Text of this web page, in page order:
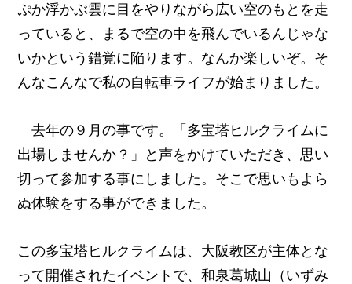
ぷか浮かぶ雲に目をやりながら広い空のもとを走
っていると、まるで空の中を飛んでいるんじゃな
いかという錯覚に陥ります。なんか楽しいぞ。そ
んなこんなで私の自転車ライフが始まりました。
去年の９月の事です。「多宝塔ヒルクライムに
出場しませんか？」と声をかけていただき、思い
切って参加する事にしました。そこで思いもよら
ぬ体験をする事ができました。
この多宝塔ヒルクライムは、大阪教区が主体とな
って開催されたイベントで、和泉葛城山（いずみ